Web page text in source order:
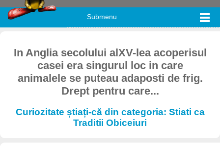
Submenu
In Anglia secolului alXV-lea acoperisul
casei era singurul loc in care
animalele se puteau adaposti de frig.
Drept pentru care...
Curiozitate știați-că din categoria: Stiati ca
Traditii Obiceiuri